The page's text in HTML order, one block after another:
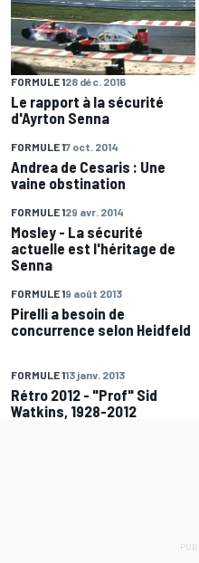
FORMULE 128 déc. 2016
Le rapport à la sécurité
d'Ayrton Senna
FORMULE 17 oct. 2014
Andrea de Cesaris : Une
vaine obstination
FORMULE 129 avr. 2014
Mosley - La sécurité
actuelle est l'héritage de
Senna
FORMULE 19 août 2013
Pirelli a besoin de
concurrence selon Heidfeld
FORMULE 113 janv. 2013
Rétro 2012 - "Prof" Sid
Watkins, 1928-2012